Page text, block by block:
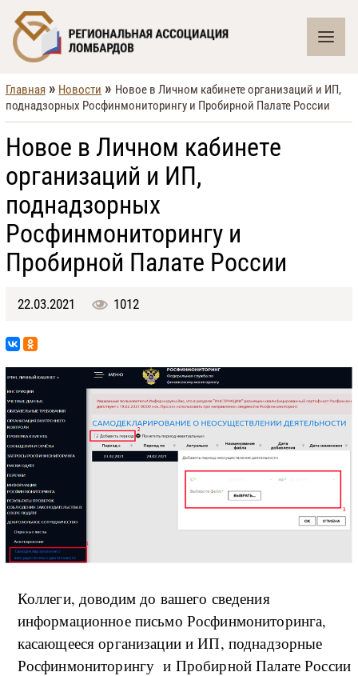
Главная » Новости » Новое в Личном кабинете организаций и ИП,
поднадзорных Росфинмониторингу и Пробирной Палате России
Новое в Личном кабинете
организаций и ИП,
поднадзорных
Росфинмониторингу и
Пробирной Палате России
22.03.2021 1012
Коллеги, доводим до вашего сведения
информационное письмо Росфинмониторинга,
касающееся организации и ИП, поднадзорные
Росфинмониторингу и Пробирной Палате России